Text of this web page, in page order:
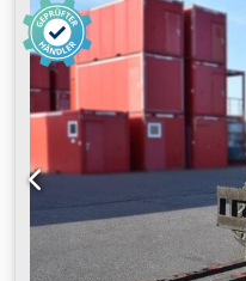
Optischer Zustand: gut
LxB 3,37 x 2,00 m
Christian Theißen, um
Hersteller: Ausa Typ: C500
Gebraucht Daten: Max.
Zinkenlänge: 1,78 m
Gesamtabmessungen
Bauhöhe: 2,77 m
Allrad zuschaltbar, 2 Rad
Anhängerbetrieb
41468 Neuss: sofort